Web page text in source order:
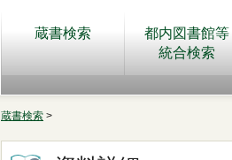
蔵書検索
都内図書館等
統合検索
蔵書検索 >